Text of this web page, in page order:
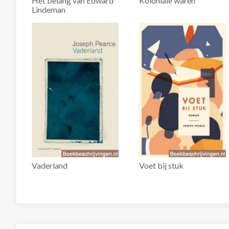
Lindeman
Vaderland Voet bij stuk